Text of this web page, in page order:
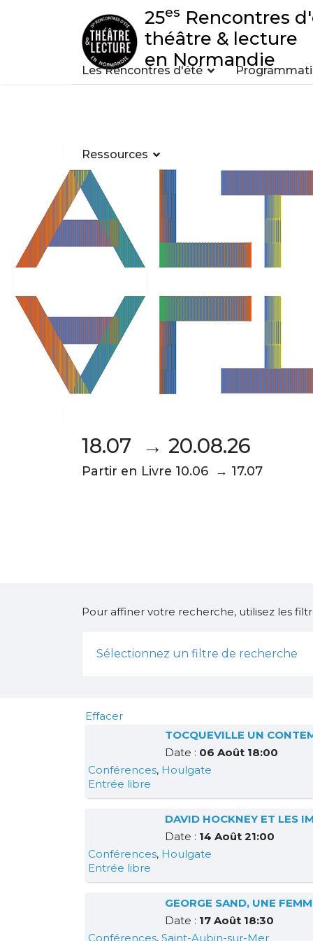
25es Rencontres
théâtre & lecture
en Normandie
Les Rencontres d'été
Ressources
18.07 → 20.08.26
Partir en Livre 10.06 → 17.07
Pour affiner votre recherche, utilisez les
Sélectionnez un filtre de recherche
Effacer
TOCQUEVILLE UN
Date : 06 Août 18:00
Conférences, Houlgate
Entrée libre
DAVID HOCKNEY ET LES
Date : 14 Août 21:00
Conférences, Houlgate
Entrée libre
GEORGE SAND, UNE
Date : 17 Août 18:30
Conférences, Saint-Aubin-sur-Mer